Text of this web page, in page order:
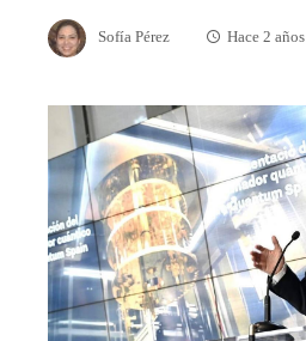
Sofía Pérez Hace 2 años